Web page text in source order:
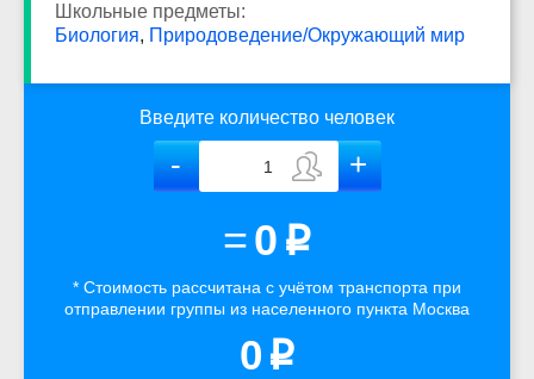
Школьные предметы:
Биология, Природоведение/Окружающий мир
Введите количество человек
=0 p
* Стоимость рассчитана с учётом транспорта при
отправлении группы из населенного пункта Москва
0 p